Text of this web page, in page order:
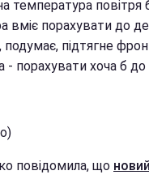
температура повітря
вміє порахувати до
підтягне
- порахувати хоча б до
повідомила, що новий